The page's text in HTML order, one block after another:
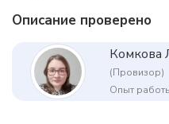
Описание проверено
Комкова
(Провизор)
Опыт